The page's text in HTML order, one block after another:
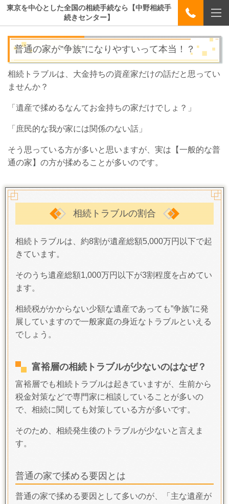
東京を中心とした全国の相続手続なら【中野相続手
続きセンター】
普通の家が”争族”になりやすいって本当！？
相続トラブルは、大金持ちの資産家だけの話だと思ってい
ませんか？
「遺産で揉めるなんてお金持ちの家だけでしょ？」
「庶民的な我が家には関係のない話」
そう思っている方が多いと思いますが、実は【一般的な普
通の家】の方が揉めることが多いのです。
相続トラブルの割合
相続トラブルは、約8割が遺産総額5,000万円以下で起
きています。
そのうち遺産総額1,000万円以下が3割程度を占めてい
ます。
相続税がかからない少額な遺産であっても”争族”に発
展していますので一般家庭の身近なトラブルといえる
でしょう。
富裕層の相続トラブルが少ないのはなぜ？
富裕層でも相続トラブルは起きていますが、生前から
税金対策などで専門家に相談していることが多いの
で、 相続に関しても対策している方が多いです。
そのため、相続発生後のトラブルが少ないと言えま
す。
普通の家で揉める要因とは
普通の家で揉める要因として多いのが、「主な遺産が